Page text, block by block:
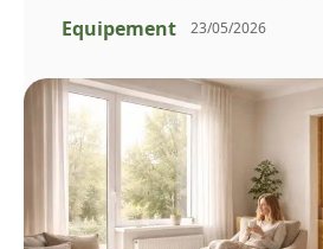
Equipement 23/05/2026